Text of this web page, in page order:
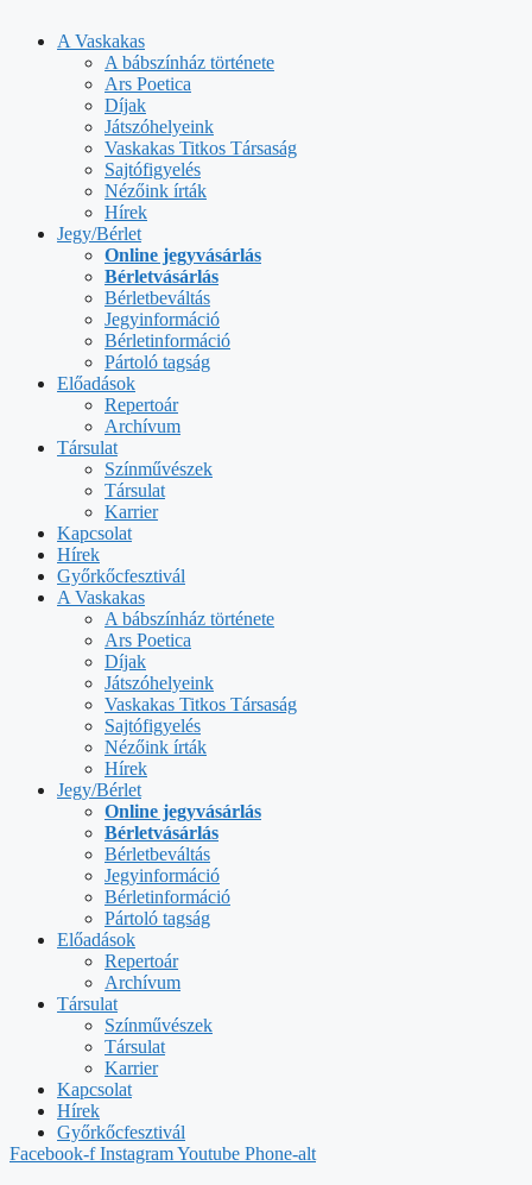
tartalomba
A Vaskakas
A bábszínház története
Ars Poetica
Díjak
Játszóhelyeink
Vaskakas Titkos Társaság
Sajtófigyelés
Nézőink írták
Hírek
Jegy/Bérlet
Online jegyvásárlás
Bérletvásárlás
Bérletbeváltás
Jegyinformáció
Bérletinformáció
Pártoló tagság
Előadások
Repertoár
Archívum
Társulat
Színművészek
Társulat
Karrier
Kapcsolat
Hírek
Győrkőcfesztivál
A Vaskakas
A bábszínház története
Ars Poetica
Díjak
Játszóhelyeink
Vaskakas Titkos Társaság
Sajtófigyelés
Nézőink írták
Hírek
Jegy/Bérlet
Online jegyvásárlás
Bérletvásárlás
Bérletbeváltás
Jegyinformáció
Bérletinformáció
Pártoló tagság
Előadások
Repertoár
Archívum
Társulat
Színművészek
Társulat
Karrier
Kapcsolat
Hírek
Győrkőcfesztivál
Facebook-f InstagramYoutube Phone-alt